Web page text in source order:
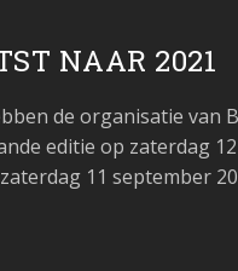
NAAR 2021
de organisatie van
editie op zaterdag
11 september